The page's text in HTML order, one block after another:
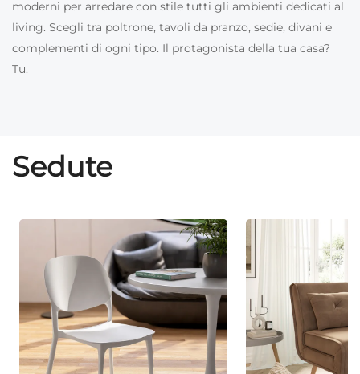
moderni per arredare con stile tutti gli ambienti dedicati al
living. Scegli tra poltrone, tavoli da pranzo, sedie, divani e
complementi di ogni tipo. Il protagonista della tua casa?
Tu.
Sedute